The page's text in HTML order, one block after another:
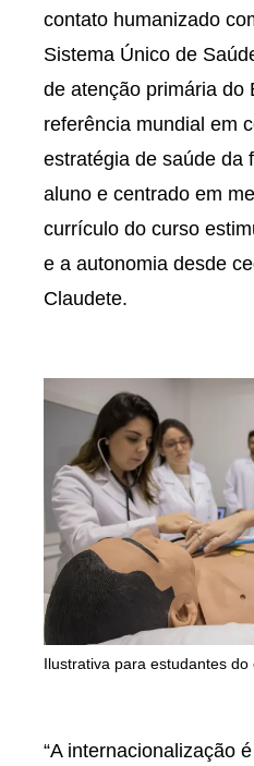
contato humanizado
Sistema Único de
de atenção primária do
referência mundial em
estratégia de saúde da
aluno e centrado em
currículo do curso
e a autonomia desde
Claudete.
Ilustrativa para estudantes do
“A internacionalização